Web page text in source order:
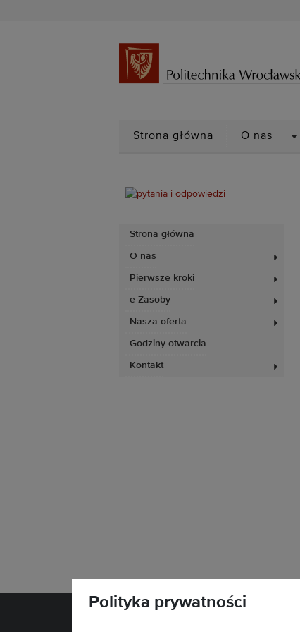
Strona główna O nas
Strona główna
O nas
Pierwsze kroki
e-Zasoby
Nasza oferta
Godziny otwarcia
Kontakt
Polityka prywatności